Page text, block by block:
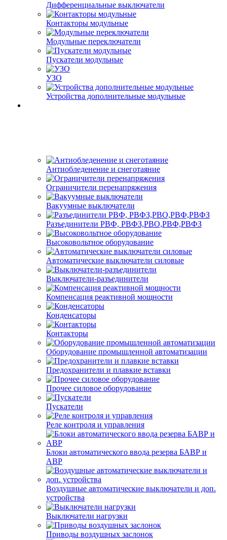
Дифференциальные выключатели
Контакторы модульные
Модульные переключатели
Пускатели модульные
УЗО
Устройства дополнительные модульные
Антиобледенение и снеготаяние
Ограничители перенапряжения
Вакуумные выключатели
Разъединители РВФ, РВФЗ,РВО,РВФ,РВФЗ
Высоковольтное оборудование
Автоматические выключатели cиловые
Выключатели-разъединители
Компенсация реактивной мощности
Конденсаторы
Контакторы
Оборудование промышленной автоматизации
Предохранители и плавкие вставки
Прочее силовое оборудование
Пускатели
Реле контроля и управления
Блоки автоматического ввода резерва БАВР и
АВР
Воздушные автоматические выключатели и доп.
устройства
Выключатели нагрузки
Приводы воздушных заслонок